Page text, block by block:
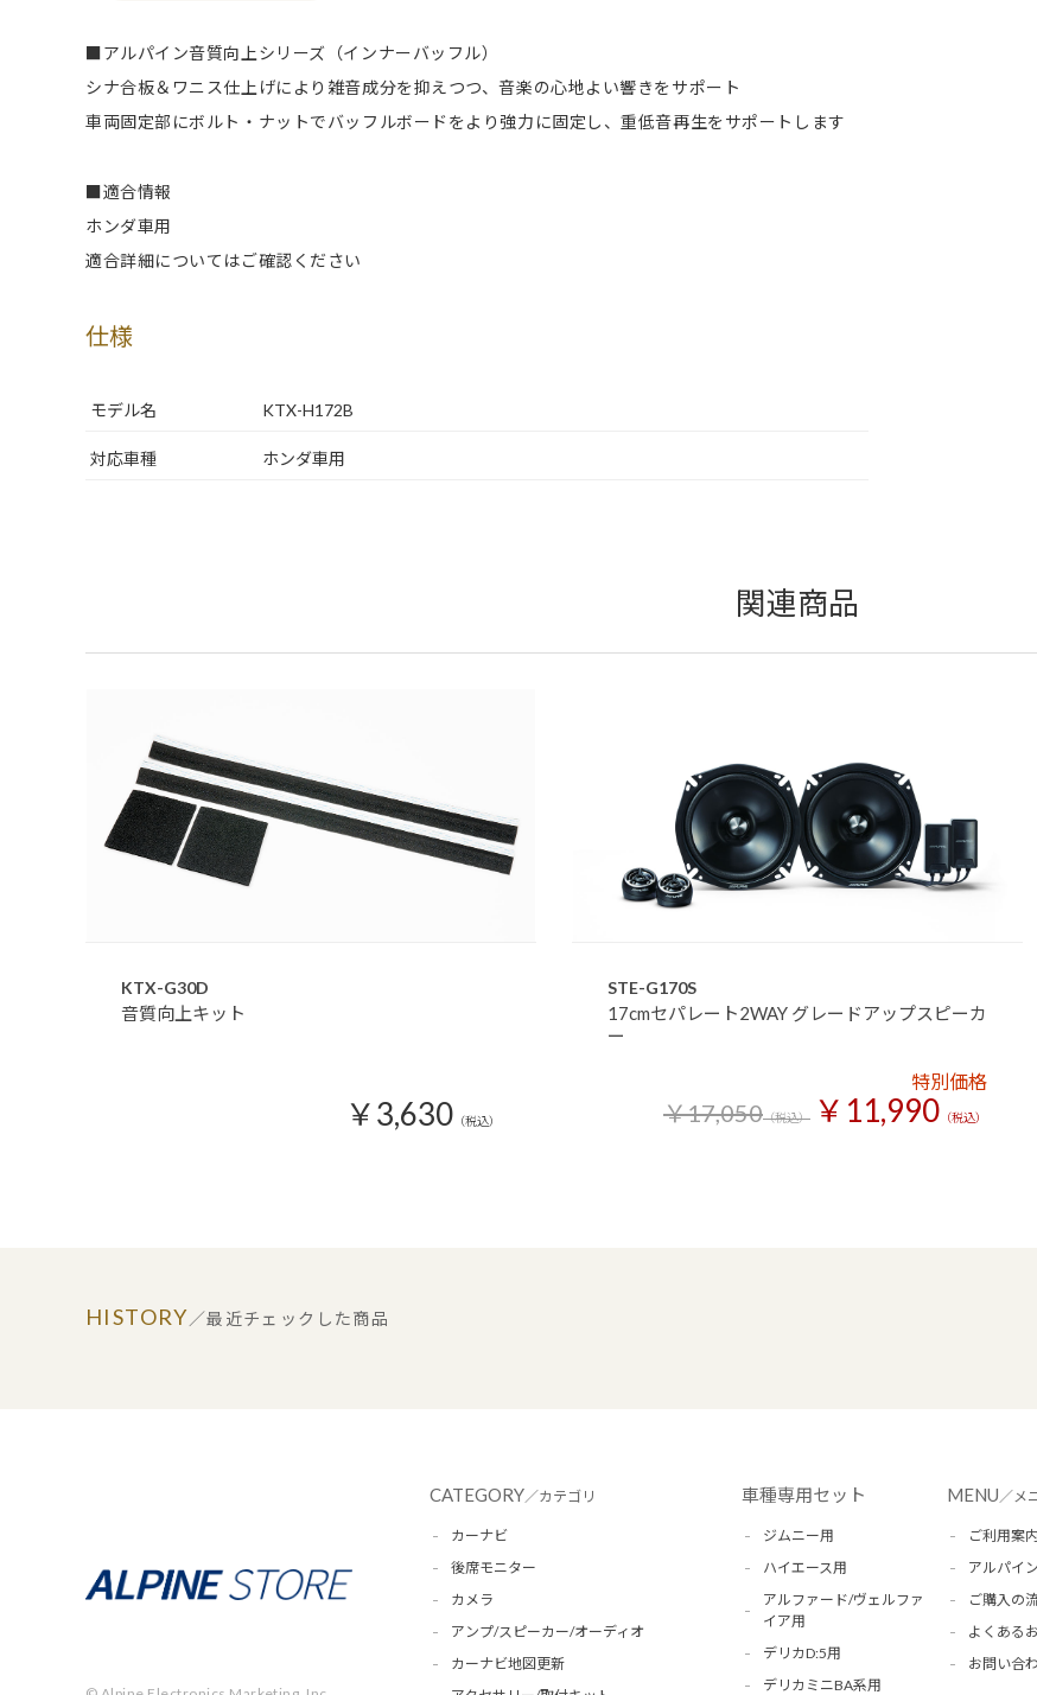
■アルパイン音質向上シリーズ（インナーバッフル）
シナ合板＆ワニス仕上げにより雑音成分を抑えつつ、音楽の心地よい響きをサポート
車両固定部にボルト・ナットでバッフルボードをより強力に固定し、重低音再生をサポートします
■適合情報
ホンダ車用
適合詳細についてはご確認ください
仕様
モデル名 KTX-H172B
対応車種 ホンダ車用
関連商品
KTX-G30D
音質向上キット
￥3,630 （税込）
STE-G170S
17cmセパレート2WAY グレードアップスピーカ
ー
特別価格
￥17,050（税込） ￥11,990 （税込）
HISTORY／最近チェックした商品
CATEGORY／カテゴリ
カーナビ
後席モニター
カメラ
アンプ/スピーカー/オーディオ
カーナビ地図更新
車種専用セット
ジムニー用
ハイエース用
アルファード/ヴェルファ
イア用
デリカD:5用
デリカミニBA系用
MENU／メ
ご利用案内
アルパイ
ご購入の
よくある
お問い合